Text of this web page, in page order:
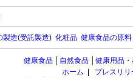
製造(受託製造) 化粧品 健康食品の原料
健康食品 自然食品 健康用品
ホーム
プレスリリ